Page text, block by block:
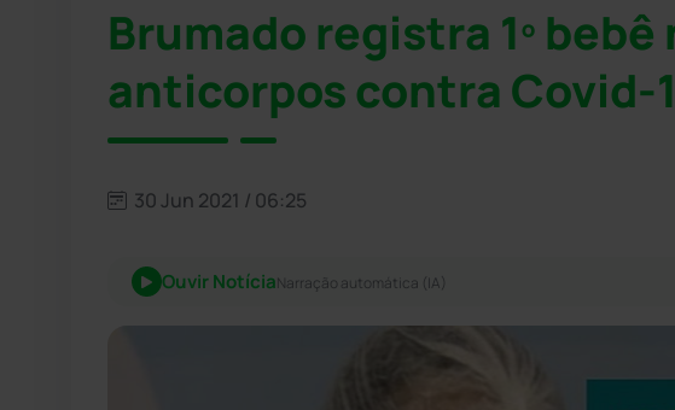
Brumado registra 1º
anticorpos contra Covid-
30 Jun 2021 / 06:25
Ouvir NotíciaNarração automática (IA)